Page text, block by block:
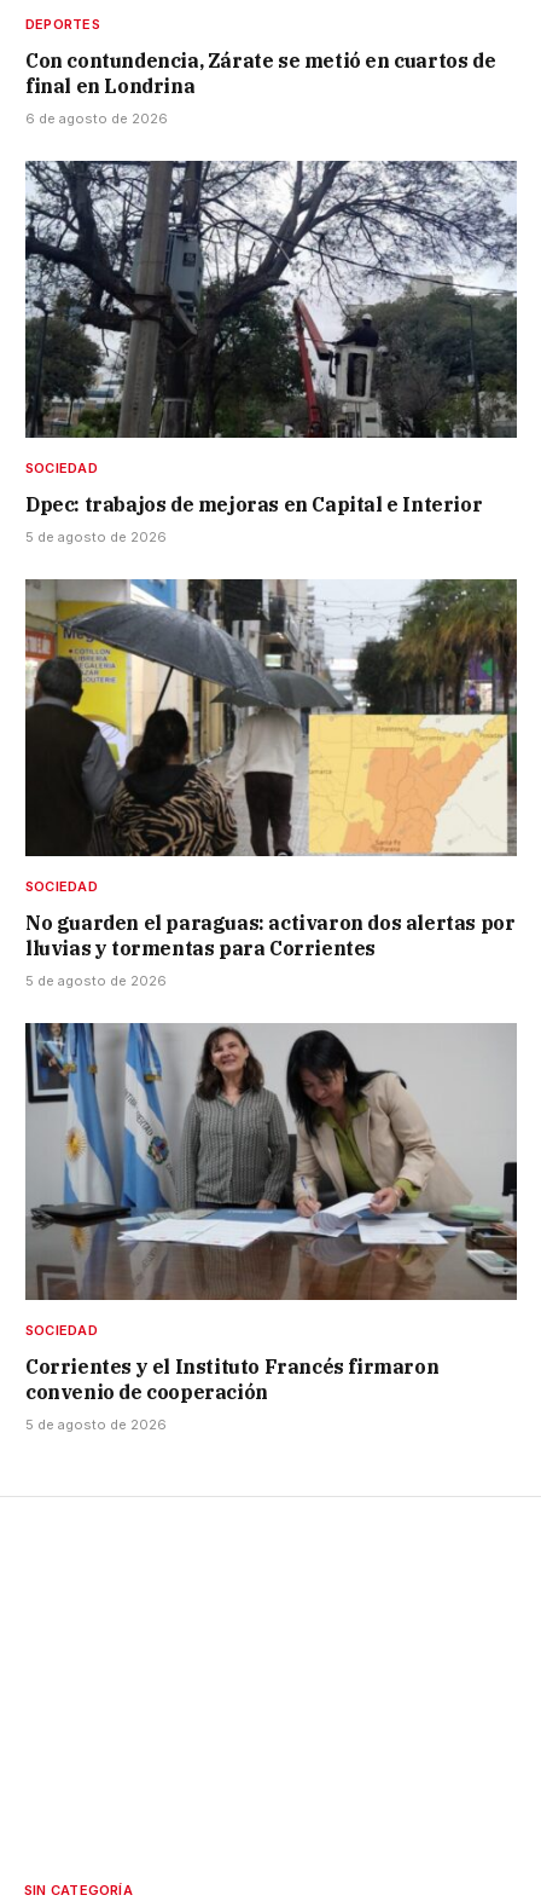
DEPORTES
Con contundencia, Zárate se metió en cuartos de
final en Londrina
6 de agosto de 2026
SOCIEDAD
Dpec: trabajos de mejoras en Capital e Interior
5 de agosto de 2026
SOCIEDAD
No guarden el paraguas: activaron dos alertas por
lluvias y tormentas para Corrientes
5 de agosto de 2026
SOCIEDAD
Corrientes y el Instituto Francés firmaron
convenio de cooperación
5 de agosto de 2026
SIN CATEGORÍA